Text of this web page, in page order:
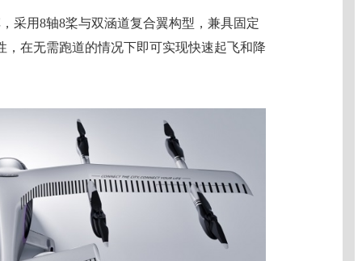
采用8轴8桨与双涵道复合翼构型，兼具固定
在无需跑道的情况下即可实现快速起飞和降